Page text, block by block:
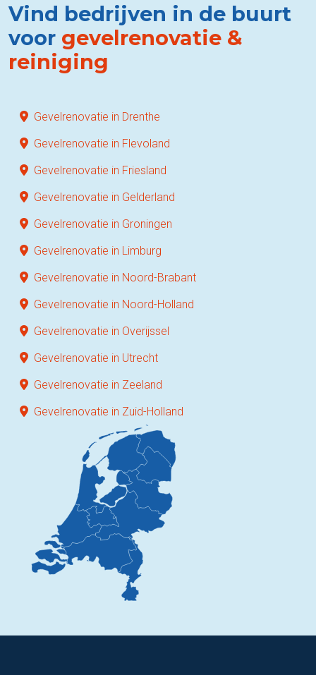
Vind bedrijven in de buurt
voor gevelrenovatie &
reiniging
Gevelrenovatie in Drenthe
Gevelrenovatie in Flevoland
Gevelrenovatie in Friesland
Gevelrenovatie in Gelderland
Gevelrenovatie in Groningen
Gevelrenovatie in Limburg
Gevelrenovatie in Noord-Brabant
Gevelrenovatie in Noord-Holland
Gevelrenovatie in Overijssel
Gevelrenovatie in Utrecht
Gevelrenovatie in Zeeland
Gevelrenovatie in Zuid-Holland